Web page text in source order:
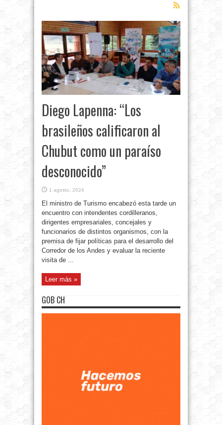
Diego Lapenna: “Los
brasileños calificaron al
Chubut como un paraíso
desconocido”
1 agosto, 2024
El ministro de Turismo encabezó esta tarde un
encuentro con intendentes cordilleranos,
dirigentes empresariales, concejales y
funcionarios de distintos organismos, con la
premisa de fijar políticas para el desarrollo del
Corredor de los Andes y evaluar la reciente
visita de ...
Leer más »
GOB CH